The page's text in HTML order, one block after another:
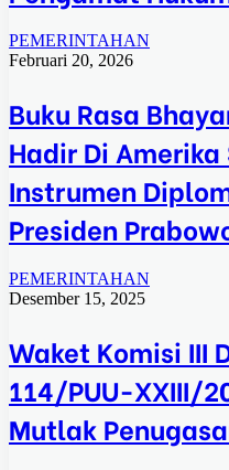
PEMERINTAHAN
Februari 20, 2026
Buku Rasa
Hadir Di
Instrumen
Presiden
PEMERINTAHAN
Desember 15, 2025
Waket Komisi III
114/PUU-XXIII/
Mutlak